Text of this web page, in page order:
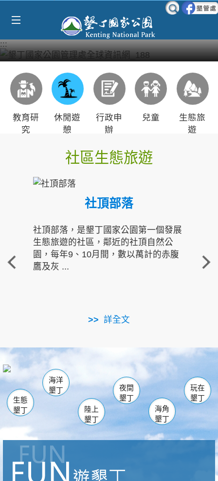
:::
教育研
究
休閒遊
憩
行政申
辦
兒童
生態旅
遊
社區生態旅遊
社頂部落
社頂部落，是墾丁國家公園第一個發展
生態旅遊的社區，鄰近的社頂自然公
園，每年9、10月間，數以萬計的赤腹
鷹及灰 ...
詳全文
重
走進
南仁湖
海生館
恆春 佳樂水
龍鑾潭自然中心 森林遊樂區
瓊麻館
關山 墾管處遊客中心
社頂公園 風吹沙
船帆石
白砂 龍磐公園
香蕉灣
砂島
鵝鑾鼻
生態
墾丁
海洋
墾丁
陸上
墾丁
夜間
墾丁
海角
墾丁
玩在
墾丁